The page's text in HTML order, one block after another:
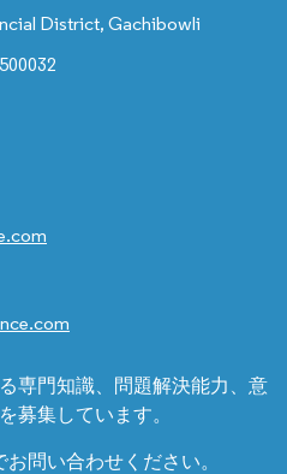
District, Gachibowli
専門知識、問題解決能力、意
募集しています。
問い合わせください。